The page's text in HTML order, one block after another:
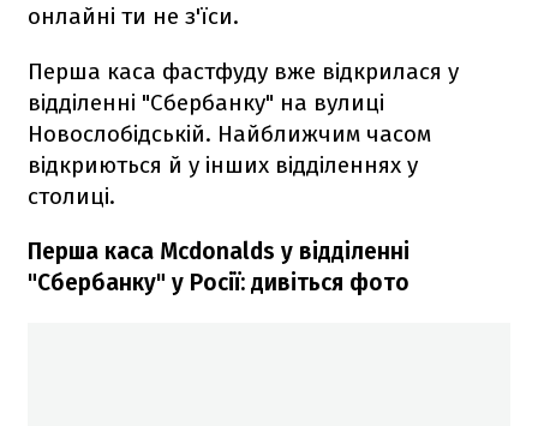
онлайні ти не з'їси.
Перша каса фастфуду вже відкрилася у
відділенні "Сбербанку" на вулиці
Новослобідській. Найближчим часом
відкриються й у інших відділеннях у
столиці.
Перша каса Mcdonalds у відділенні
"Сбербанку" у Росії: дивіться фото